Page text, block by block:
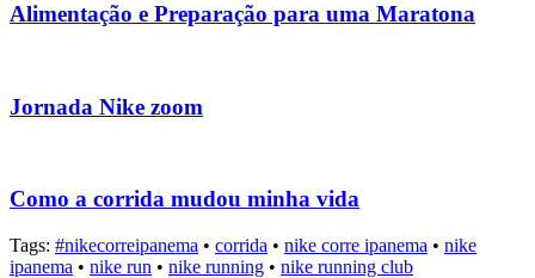
Alimentação e Preparação para uma Maratona
Jornada Nike zoom
Como a corrida mudou minha vida
Tags: #nikecorreipanema • corrida • nike corre ipanema • nike
ipanema • nike run • nike running • nike running club